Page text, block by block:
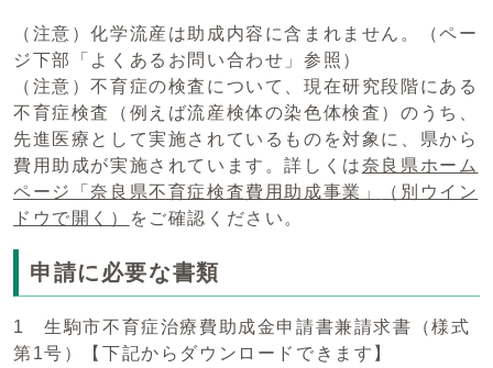
（注意）化学流産は助成内容に含まれません。（ペー
ジ下部「よくあるお問い合わせ」参照）
（注意）不育症の検査について、現在研究段階にある
不育症検査（例えば流産検体の染色体検査）のうち、
先進医療として実施されているものを対象に、県から
費用助成が実施されています。詳しくは奈良県ホーム
ページ「奈良県不育症検査費用助成事業」
（別ウイン
ドウで開く）
をご確認ください。
申請に必要な書類
1 生駒市不育症治療費助成金申請書兼請求書（様式
第1号）【下記からダウンロードできます】